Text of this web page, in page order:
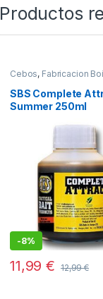
Productos
Cebos, Fabricacion
SBS Complete
Summer 250ml
-8%
11,99€ 12,99€